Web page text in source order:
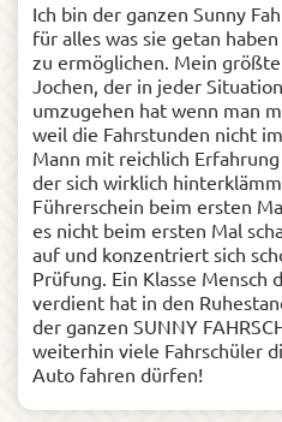
Ich bin der ganzen Sunny
für alles was sie getan
zu ermöglichen. Mein
Jochen, der in jeder
umzugehen hat wenn man
weil die Fahrstunden nicht
Mann mit reichlich
der sich wirklich
Führerschein beim ersten
es nicht beim ersten Mal
auf und konzentriert sich
Prüfung. Ein Klasse Mensch
verdient hat in den
der ganzen SUNNY
weiterhin viele Fahrschüler
Auto fahren dürfen!